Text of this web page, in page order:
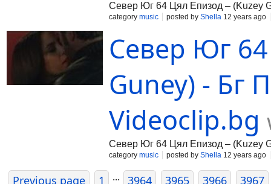
Север Юг 64 Цял Епизод – (Kuzey
category music posted by Shella 12 years ago
Север Юг
Guney) - Бг
Videoclip.bg
Север Юг 64 Цял Епизод – (Kuzey
category music posted by Shella 12 years ago
Previous page 1 ... 3964 3965 3966 3967